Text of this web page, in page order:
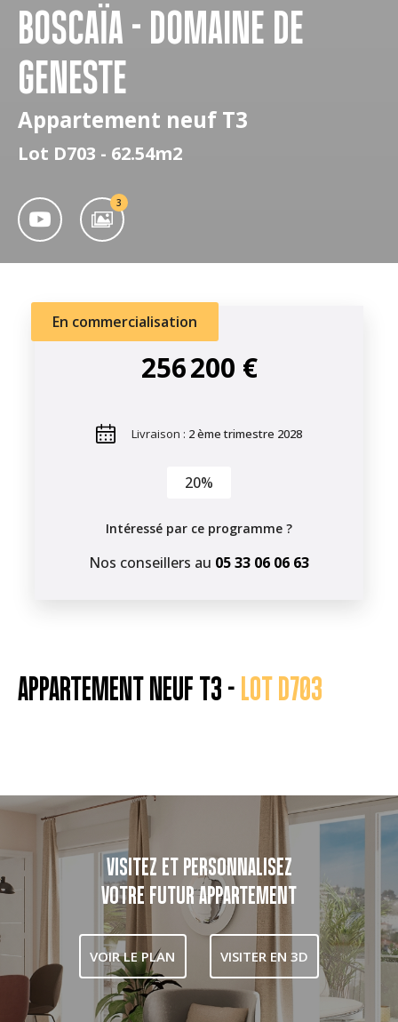
BOSCAÏA - DOMAINE DE
GENESTE
Appartement neuf T3
Lot D703 - 62.54m2
3
En commercialisation
256 200 €
Livraison : 2 ème trimestre 2028
20%
Intéressé par ce programme ?
Nos conseillers au 05 33 06 06 63
APPARTEMENT NEUF T3 - LOT D703
VISITEZ ET PERSONNALISEZ
VOTRE FUTUR APPARTEMENT
VOIR LE PLAN VISITER EN 3D